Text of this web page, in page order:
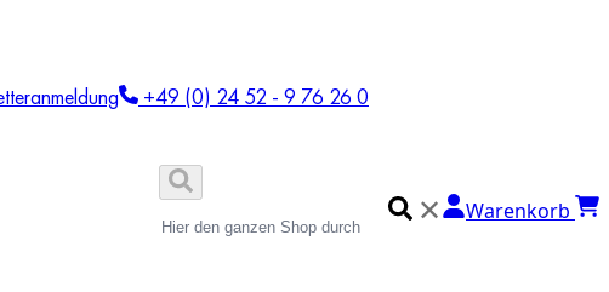
+49 (0) 24 52 - 9 76 26 0
✕ Warenkorb